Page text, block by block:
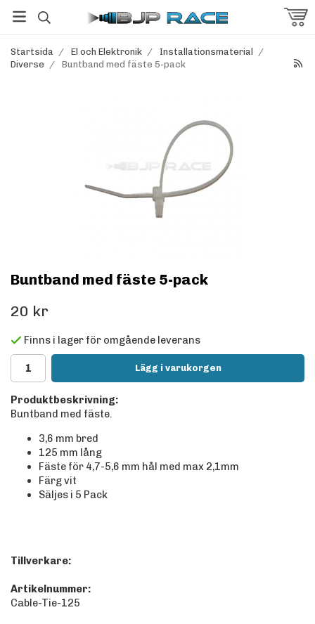
Startsida / El och Elektronik / Installationsmaterial
/
Diverse / Buntband med fäste 5-pack
Buntband med fäste 5-pack
20 kr
Finns i lager för omgående leverans
Lägg i varukorgen
Produktbeskrivning:
Buntband med fäste.
3,6 mm bred
125 mm lång
Fäste för 4,7-5,6 mm hål med max 2,1mm
Färg vit
Säljes i 5 Pack
Tillverkare:
Artikelnummer:
Cable-Tie-125